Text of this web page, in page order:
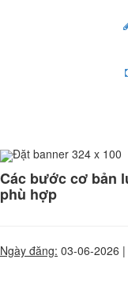
Đặt banner 324 x 100
Các bước cơ bản
phù hợp
Ngày đăng: 03-06-2026 |